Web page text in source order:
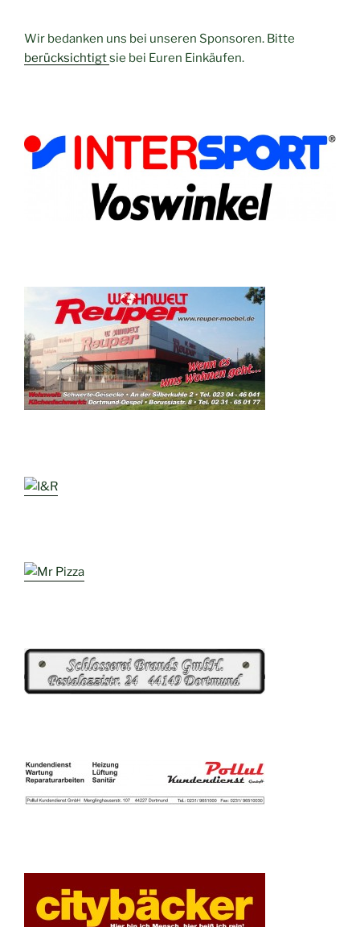
Wir bedanken uns bei unseren Sponsoren. Bitte
berücksichtigtsie bei Euren Einkäufen.